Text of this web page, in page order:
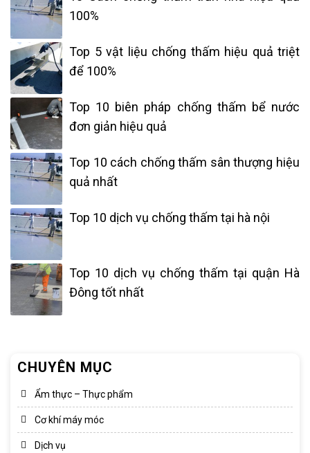
CHUYÊN MỤC
Ẩm thực – Thực phẩm
Cơ khí máy móc
Dịch vụ
100%
Top 5 vật liệu chống thấm hiệu quả triệt
để 100%
Top 10 biên pháp chống thấm bể nước
đơn giản hiệu quả
Top 10 cách chống thấm sân thượng hiệu
quả nhất
Top 10 dịch vụ chống thấm tại hà nội
Top 10 dịch vụ chống thấm tại quận Hà
Đông tốt nhất